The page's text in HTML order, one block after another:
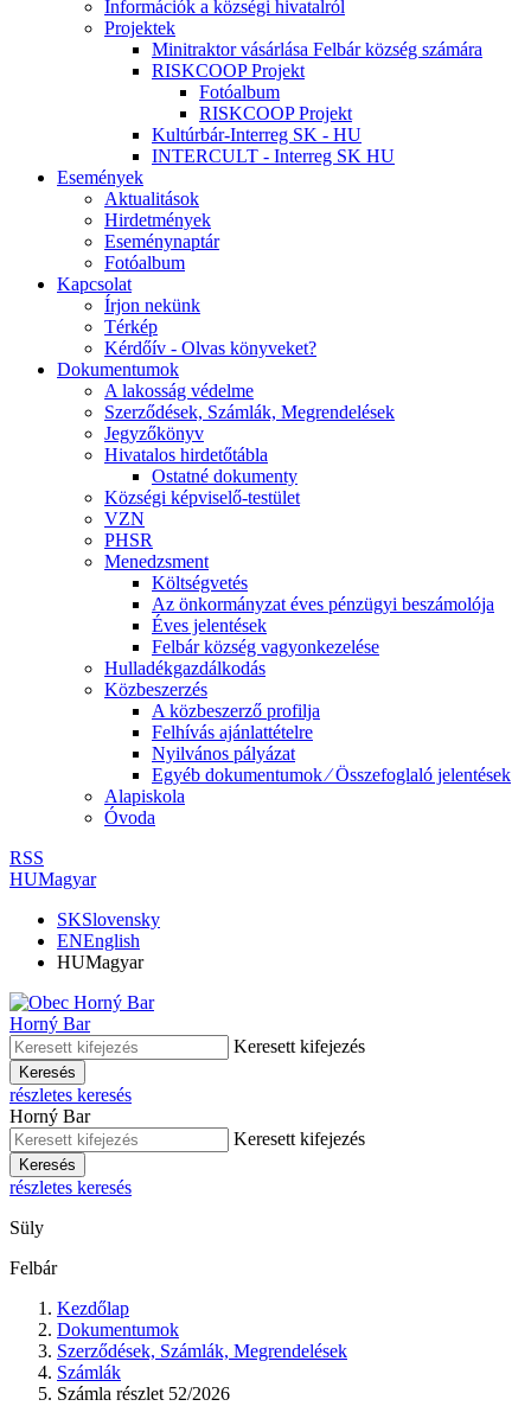
Információk a községi hivatalról
Projektek
Minitraktor vásárlása Felbár község számára
RISKCOOP Projekt
Fotóalbum
RISKCOOP Projekt
Kultúrbár-Interreg SK - HU
INTERCULT - Interreg SK HU
Események
Aktualitások
Hirdetmények
Eseménynaptár
Fotóalbum
Kapcsolat
Írjon nekünk
Térkép
Kérdőív - Olvas könyveket?
Dokumentumok
A lakosság védelme
Szerződések, Számlák, Megrendelések
Jegyzőkönyv
Hivatalos hirdetőtábla
Ostatné dokumenty
Községi képviselő-testület
VZN
PHSR
Menedzsment
Költségvetés
Az önkormányzat éves pénzügyi beszámolója
Éves jelentések
Felbár község vagyonkezelése
Hulladékgazdálkodás
Közbeszerzés
A közbeszerző profilja
Felhívás ajánlattételre
Nyilvános pályázat
Egyéb dokumentumok ⁄ Összefoglaló jelentések
Alapiskola
Óvoda
RSS
HUMagyar
SKSlovensky
ENEnglish
HUMagyar
Horný Bar
Keresett kifejezés
Keresés
részletes keresés
Horný Bar
Keresett kifejezés
Keresés
részletes keresés
Süly
Felbár
Kezdőlap
Dokumentumok
Szerződések, Számlák, Megrendelések
Számlák
Számla részlet 52/2026